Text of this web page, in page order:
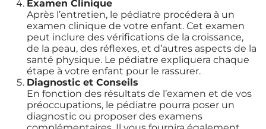
Examen Clinique
Après l’entretien, le pédiatre procédera à un
examen clinique de votre enfant. Cet examen
peut inclure des vérifications de la croissance,
de la peau, des réflexes, et d’autres aspects de la
santé physique. Le pédiatre expliquera chaque
étape à votre enfant pour le rassurer.
Diagnostic et Conseils
En fonction des résultats de l’examen et de vos
préoccupations, le pédiatre pourra poser un
diagnostic ou proposer des examens